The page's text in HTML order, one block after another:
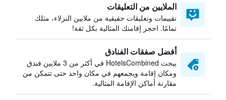
الملايين من التعليقات
تقييمات وتعليقات حقيقية من ملايين النزلاء، مثلك
تمامًا. احجز إقامتك المثالية بكل ثقة!
أفضل صفقات الفنادق
يبحث HotelsCombined في أكثر من 3 ملايين فندق
ومكان إقامة ويجمعهم في مكان واحد حتى تتمكن من
مقارنة أماكن الإقامة المثالية.